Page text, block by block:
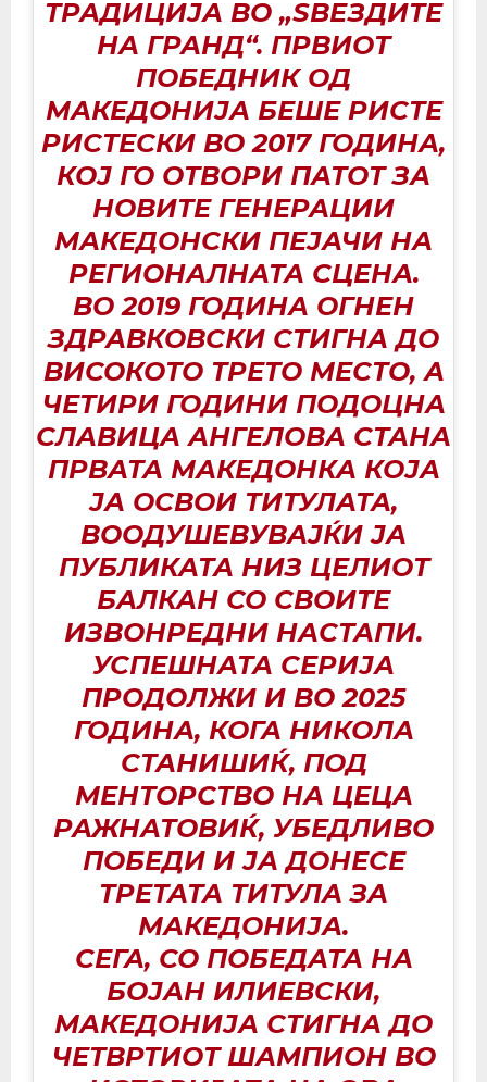
ТРАДИЦИЈА ВО „ЅВЕЗДИТЕ
НА ГРАНД“. ПРВИОТ
ПОБЕДНИК ОД
МАКЕДОНИЈА БЕШЕ РИСТЕ
РИСТЕСКИ ВО 2017 ГОДИНА,
КОЈ ГО ОТВОРИ ПАТОТ ЗА
НОВИТЕ ГЕНЕРАЦИИ
МАКЕДОНСКИ ПЕЈАЧИ НА
РЕГИОНАЛНАТА СЦЕНА.
ВО 2019 ГОДИНА ОГНЕН
ЗДРАВКОВСКИ СТИГНА ДО
ВИСОКОТО ТРЕТО МЕСТО, А
ЧЕТИРИ ГОДИНИ ПОДОЦНА
СЛАВИЦА АНГЕЛОВА СТАНА
ПРВАТА МАКЕДОНКА КОЈА
ЈА ОСВОИ ТИТУЛАТА,
ВООДУШЕВУВАЈЌИ ЈА
ПУБЛИКАТА НИЗ ЦЕЛИОТ
БАЛКАН СО СВОИТЕ
ИЗВОНРЕДНИ НАСТАПИ.
УСПЕШНАТА СЕРИЈА
ПРОДОЛЖИ И ВО 2025
ГОДИНА, КОГА НИКОЛА
СТАНИШИЌ, ПОД
МЕНТОРСТВО НА ЦЕЦА
РАЖНАТОВИЌ, УБЕДЛИВО
ПОБЕДИ И ЈА ДОНЕСЕ
ТРЕТАТА ТИТУЛА ЗА
МАКЕДОНИЈА.
СЕГА, СО ПОБЕДАТА НА
БОЈАН ИЛИЕВСКИ,
МАКЕДОНИЈА СТИГНА ДО
ЧЕТВРТИОТ ШАМПИОН ВО